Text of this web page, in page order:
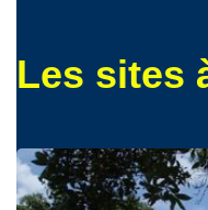
Les sites